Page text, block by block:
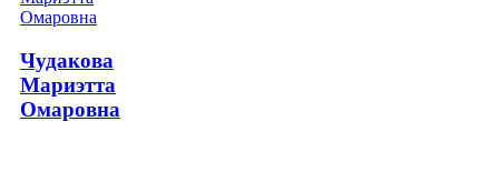
Чудакова
Мариэтта
Омаровна